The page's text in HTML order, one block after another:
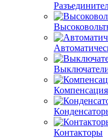
Контакторы